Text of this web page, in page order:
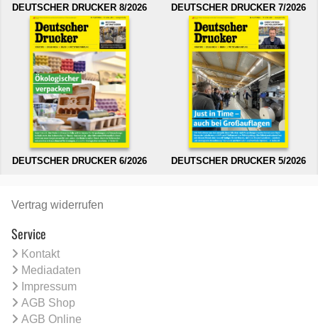
DEUTSCHER DRUCKER 8/2026 DEUTSCHER DRUCKER 7/2026
DEUTSCHER DRUCKER 6/2026 DEUTSCHER DRUCKER 5/2026
Vertrag widerrufen
Service
Kontakt
Mediadaten
Impressum
AGB Shop
AGB Online